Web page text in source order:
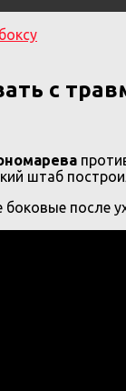
с
штаб
боковые после